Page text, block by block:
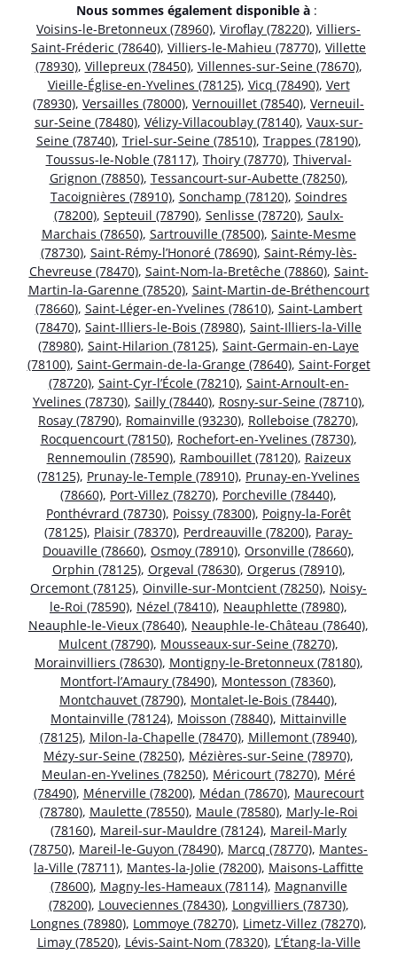
Nous sommes également disponible à :
Voisins-le-Bretonneux (78960), Viroflay (78220), Villiers-
Saint-Fréderic (78640), Villiers-le-Mahieu (78770), Villette
(78930), Villepreux (78450), Villennes-sur-Seine (78670),
Vieille-Église-en-Yvelines (78125), Vicq (78490), Vert
(78930), Versailles (78000), Vernouillet (78540), Verneuil-
sur-Seine (78480), Vélizy-Villacoublay (78140), Vaux-sur-
Seine (78740), Triel-sur-Seine (78510), Trappes (78190),
Toussus-le-Noble (78117), Thoiry (78770), Thiverval-
Grignon (78850), Tessancourt-sur-Aubette (78250),
Tacoignières (78910), Sonchamp (78120), Soindres
(78200), Septeuil (78790), Senlisse (78720), Saulx-
Marchais (78650), Sartrouville (78500), Sainte-Mesme
(78730), Saint-Rémy-l’Honoré (78690), Saint-Rémy-lès-
Chevreuse (78470), Saint-Nom-la-Bretêche (78860), Saint-
Martin-la-Garenne (78520), Saint-Martin-de-Bréthencourt
(78660), Saint-Léger-en-Yvelines (78610), Saint-Lambert
(78470), Saint-Illiers-le-Bois (78980), Saint-Illiers-la-Ville
(78980), Saint-Hilarion (78125), Saint-Germain-en-Laye
(78100), Saint-Germain-de-la-Grange (78640), Saint-Forget
(78720), Saint-Cyr-l’École (78210), Saint-Arnoult-en-
Yvelines (78730), Sailly (78440), Rosny-sur-Seine (78710),
Rosay (78790), Romainville (93230), Rolleboise (78270),
Rocquencourt (78150), Rochefort-en-Yvelines (78730),
Rennemoulin (78590), Rambouillet (78120), Raizeux
(78125), Prunay-le-Temple (78910), Prunay-en-Yvelines
(78660), Port-Villez (78270), Porcheville (78440),
Ponthévrard (78730), Poissy (78300), Poigny-la-Forêt
(78125), Plaisir (78370), Perdreauville (78200), Paray-
Douaville (78660), Osmoy (78910), Orsonville (78660),
Orphin (78125), Orgeval (78630), Orgerus (78910),
Orcemont (78125), Oinville-sur-Montcient (78250), Noisy-
le-Roi (78590), Nézel (78410), Neauphlette (78980),
Neauphle-le-Vieux (78640), Neauphle-le-Château (78640),
Mulcent (78790), Mousseaux-sur-Seine (78270),
Morainvilliers (78630), Montigny-le-Bretonneux (78180),
Montfort-l’Amaury (78490), Montesson (78360),
Montchauvet (78790), Montalet-le-Bois (78440),
Montainville (78124), Moisson (78840), Mittainville
(78125), Milon-la-Chapelle (78470), Millemont (78940),
Mézy-sur-Seine (78250), Mézières-sur-Seine (78970),
Meulan-en-Yvelines (78250), Méricourt (78270), Méré
(78490), Ménerville (78200), Médan (78670), Maurecourt
(78780), Maulette (78550), Maule (78580), Marly-le-Roi
(78160), Mareil-sur-Mauldre (78124), Mareil-Marly
(78750), Mareil-le-Guyon (78490), Marcq (78770), Mantes-
la-Ville (78711), Mantes-la-Jolie (78200), Maisons-Laffitte
(78600), Magny-les-Hameaux (78114), Magnanville
(78200), Louveciennes (78430), Longvilliers (78730),
Longnes (78980), Lommoye (78270), Limetz-Villez (78270),
Limay (78520), Lévis-Saint-Nom (78320), L’Étang-la-Ville